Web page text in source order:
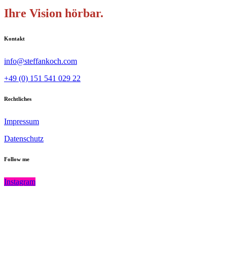
Ihre Vision hörbar.
Kontakt
info@steffankoch.com
+49 (0) 151 541 029 22
Rechtliches
Impressum
Datenschutz
Follow me
Instagram